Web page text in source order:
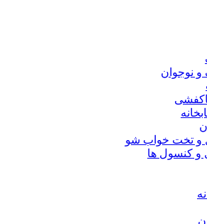
نوجوان
و تخت خواب شو
و کنسول ها